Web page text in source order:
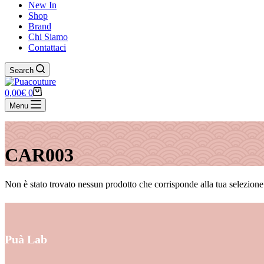
New In
Shop
Brand
Chi Siamo
Contattaci
Search
Carrello
0,00€ 0
Menu
CAR003
Non è stato trovato nessun prodotto che corrisponde alla tua
Puà Lab